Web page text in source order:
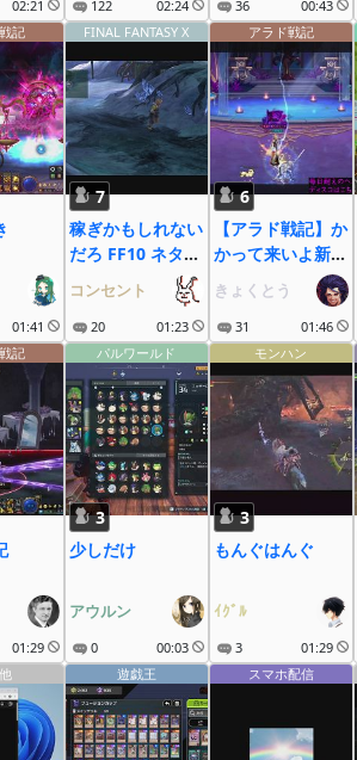
02:21 122 02:24 36 00:43
記
01:41
FINAL FANTASY X
7
稼ぎかもしれない
だろ FF10 ネタバ
レあり
コンセント
20 01:23
アラド戦記
6
【アラド戦記】か
かって来いよ新シ
ーズン！
きょくとう
31 01:46
記
01:29
パルワールド
3
少しだけ
アウルン
0 00:03
モンハン
3
もんぐはんぐ
ｲｸﾞﾙ
3 01:29
遊戯王 スマホ配信